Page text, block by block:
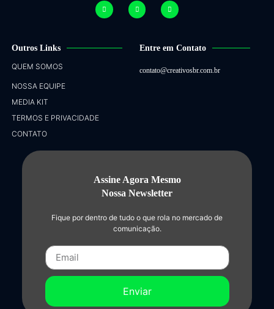
Outros Links
QUEM SOMOS
NOSSA EQUIPE
MEDIA KIT
TERMOS E PRIVACIDADE
CONTATO
Entre em Contato
contato@creativosbr.com.br
Assine Agora Mesmo
Nossa Newsletter
Fique por dentro de tudo o que rola no mercado de
comunicação.
Enviar